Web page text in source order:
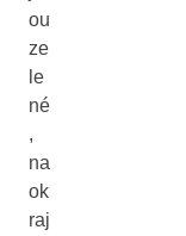
ou
ze
le
né
,
na
ok
raj